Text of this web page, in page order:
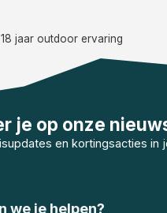
jaar outdoor ervaring
je op onze
en kortingsacties in
we je helpen?